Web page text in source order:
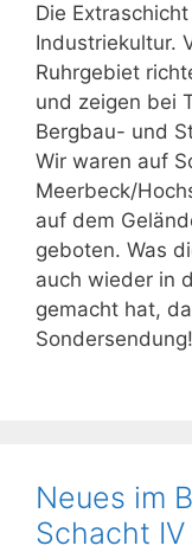
Die
Industriekultur.
Ruhrgebiet
und zeigen bei
Bergbau- und
Wir waren auf
Meerbeck/
auf dem
geboten. Was
auch wieder in
gemacht hat,
Sondersendung!
Neues im
Schacht